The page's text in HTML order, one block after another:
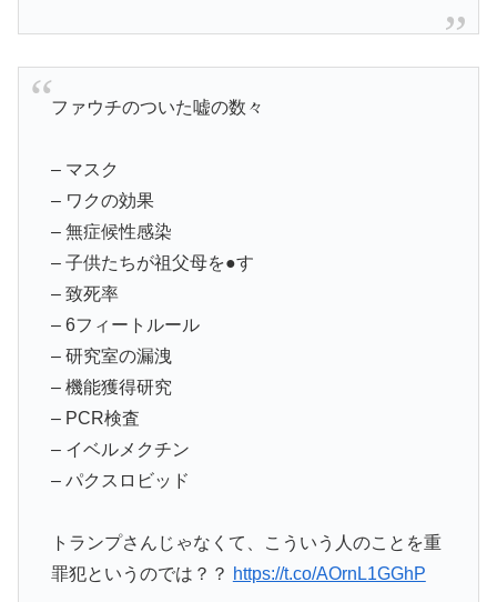
ファウチのついた嘘の数々
– マスク
– ワクの効果
– 無症候性感染
– 子供たちが祖父母を●す
– 致死率
– 6フィートルール
– 研究室の漏洩
– 機能獲得研究
– PCR検査
– イベルメクチン
– パクスロビッド
トランプさんじゃなくて、こういう人のことを重
罪犯というのでは？？ https://t.co/AOrnL1GGhP